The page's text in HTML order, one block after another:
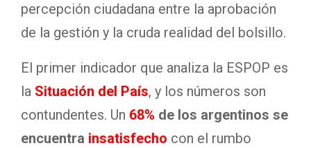
percepción ciudadana entre la aprobación
de la gestión y la cruda realidad del bolsillo.
El primer indicador que analiza la ESPOP es
la Situación del País, y los números son
contundentes. Un 68% de los argentinos se
encuentra insatisfecho con el rumbo